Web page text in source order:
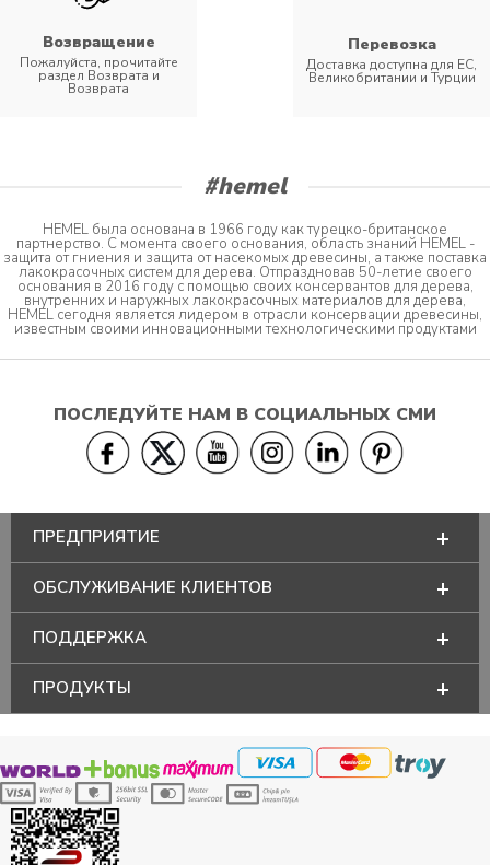
Возвращение
Пожалуйста, прочитайте
раздел Возврата и
Возврата
Перевозка
Доставка доступна для ЕС,
Великобритании и Турции
#hemel
HEMEL была основана в 1966 году как турецко-британское
партнерство. С момента своего основания, область знаний HEMEL -
защита от гниения и защита от насекомых древесины, а также поставка
лакокрасочных систем для дерева. Отпраздновав 50-летие своего
основания в 2016 году с помощью своих консервантов для дерева,
внутренних и наружных лакокрасочных материалов для дерева,
HEMEL сегодня является лидером в отрасли консервации древесины,
известным своими инновационными технологическими продуктами
ПОСЛЕДУЙТЕ НАМ В СОЦИАЛЬНЫХ СМИ
ПРЕДПРИЯТИЕ
ОБСЛУЖИВАНИЕ КЛИЕНТОВ
ПОДДЕРЖКА
ПРОДУКТЫ